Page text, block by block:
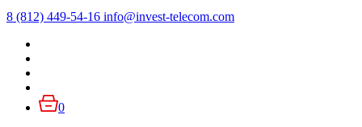
8 (812) 449-54-16 info@invest-telecom.com
0